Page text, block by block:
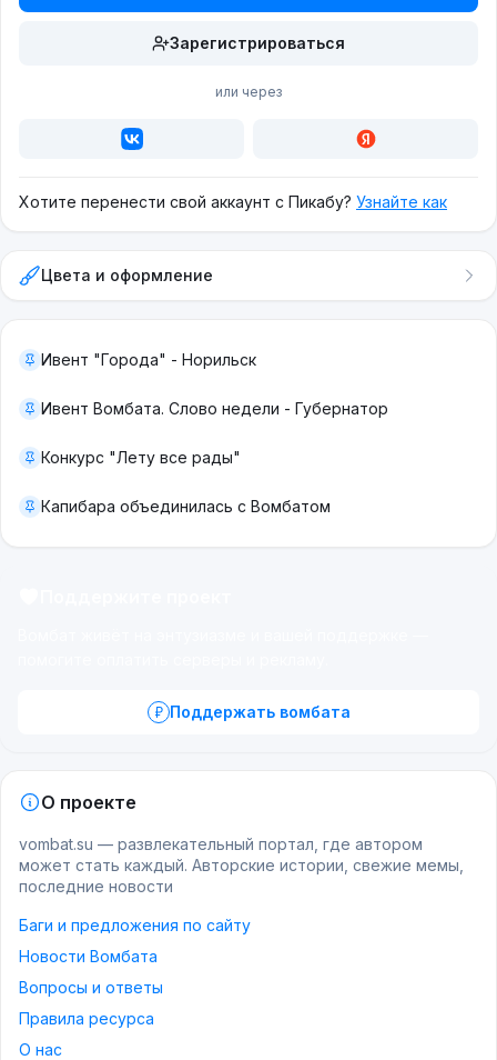
Зарегистрироваться
или через
Хотите перенести свой аккаунт с Пикабу? Узнайте как
Цвета и оформление
Ивент "Города" - Норильск
Ивент Вомбата. Слово недели - Губернатор
Конкурс "Лету все рады"
Капибара объединилась с Вомбатом
Поддержать вомбата
О проекте
vombat.su — развлекательный портал, где автором
может стать каждый. Авторские истории, свежие мемы,
последние новости
Баги и предложения по сайту
Новости Вомбата
Вопросы и ответы
Правила ресурса
О нас